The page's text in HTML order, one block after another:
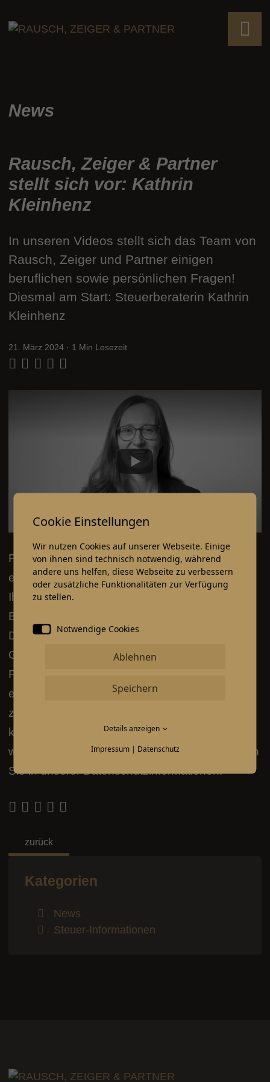
News
Rausch, Zeiger & Partner
stellt sich vor: Kathrin
Kleinhenz
In unseren Videos stellt sich das Team von
Rausch, Zeiger und Partner einigen
beruflichen sowie persönlichen Fragen!
Diesmal am Start: Steuerberaterin Kathrin
Kleinhenz
21. März 2024 · 1 Min Lesezeit
Für das Abspielen des Videos wird YouTube
eingesetzt. Um dieses zu laden, benötigen wir
Ihre Einwilligung. Mit Klick auf den roten Play
Button willigen Sie in die Nutzung und
Datenverarbeitung durch Google LLC. ein.
Google ist nach dem EU-US Data Privacy
Framework zertifiziert und hat sich verpflichtet
europäische Datenschutzstandards ein-
zuhalten. Diese Einwilligung ist freiwillig und
kann jederzeit über das Consent-Management
widerrufen werden. Weitere Informationen finden
Sie in unserer Datenschutzinformationen.
zurück
Kategorien
News
Steuer-Informationen
Cookie Einstellungen
Wir nutzen Cookies auf unserer Webseite. Einige
von ihnen sind technisch notwendig, während
andere uns helfen, diese Webseite zu verbessern
oder zusätzliche Funktionalitäten zur Verfügung
zu stellen.
Notwendige Cookies
Ablehnen
Speichern
Details anzeigen
Impressum| Datenschutz